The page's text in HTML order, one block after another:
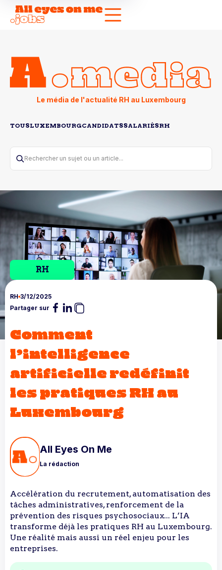
Le média de l'actualité RH au Luxembourg
TOUSLUXEMBOURGCANDIDATSSALARIÉSRH
Rechercher un sujet ou un article...
RH
RH 3/12/2025
Partager sur
Comment
l’intelligence
artificielle redéfinit
les pratiques RH au
Luxembourg
All Eyes On Me
La rédaction
Accélération du recrutement, automatisation des
tâches administratives, renforcement de la
prévention des risques psychosociaux... L’IA
transforme déjà les pratiques RH au Luxembourg.
Une réalité mais aussi un réel enjeu pour les
entreprises.